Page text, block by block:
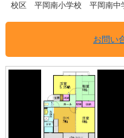
校区 平岡南小学校 平岡南中
お問い